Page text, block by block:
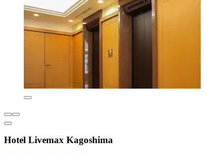
Hotel Livemax Kagoshima